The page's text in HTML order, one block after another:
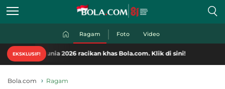
Ragam Foto Video
EKSKLUSIF!
2026 racikan khas Bola.com. Klik di sini!
Bola.com Ragam